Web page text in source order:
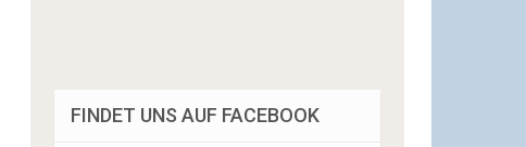
FINDET UNS AUF FACEBOOK